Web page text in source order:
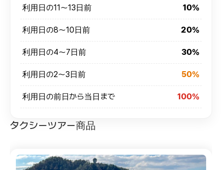
利用日の11～13日前 10%
利用日の8～10日前 20%
利用日の4～7日前 30%
利用日の2～3日前 50%
利用日の前日から当日まで 100%
タクシーツアー商品